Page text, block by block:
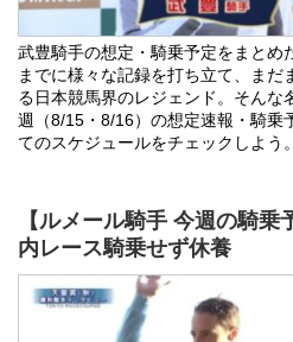
武豊騎手の想定・騎乗予定をまとめ
までに様々な記録を打ち立て、ま
る日本競馬界のレジェンド。そんな
週（8/15・8/16）の想定速報・騎乗
てのスケジュールをチェックしよう
【ルメール騎手 今週の騎乗
内レース騎乗せず休養